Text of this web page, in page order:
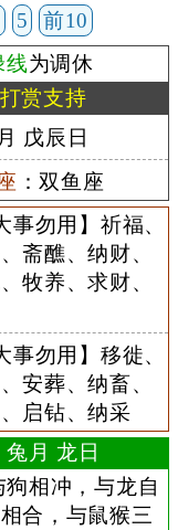
5
前10
线为调休
赏支持
戊辰日
：双鱼座
事勿用】祈福、
斋醮、纳财、
牧养、求财、
事勿用】移徙、
安葬、纳畜、
启钻、纳采
月 龙日
相冲，与龙自
合，与鼠猴三